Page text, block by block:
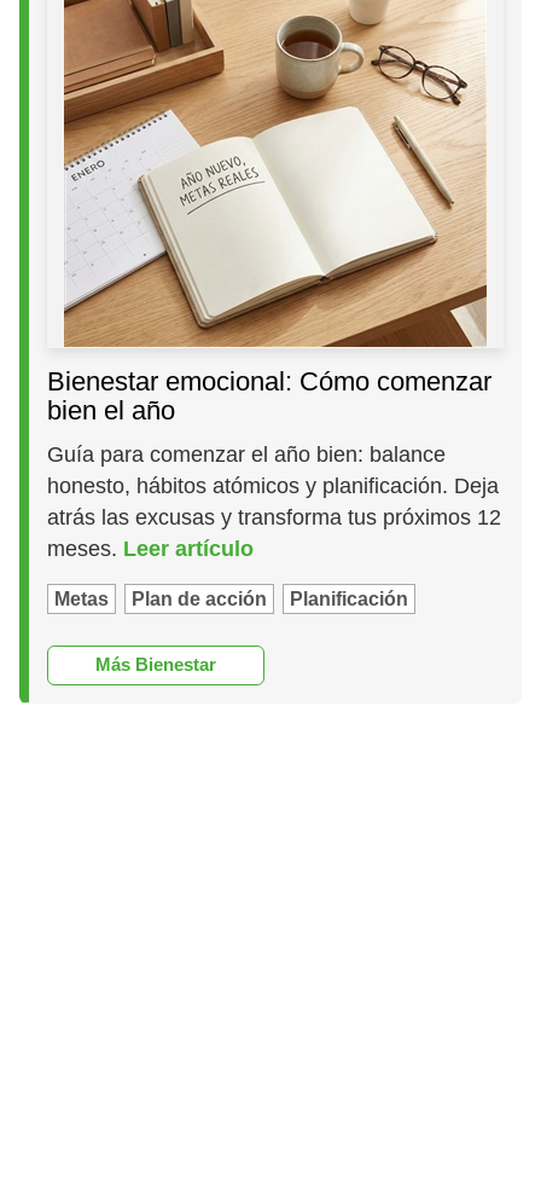
Bienestar emocional: Cómo comenzar
bien el año
Guía para comenzar el año bien: balance
honesto, hábitos atómicos y planificación. Deja
atrás las excusas y transforma tus próximos 12
meses. Leer artículo
Metas Plan de acción Planificación
Más Bienestar